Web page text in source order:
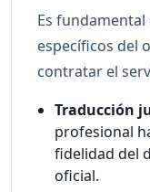
Es
específicos del
contratar el
Traducción
profesional
fidelidad del
oficial.